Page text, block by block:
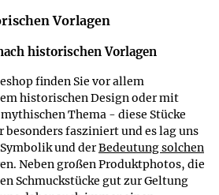
⚲
FAQ
der Schmuckkollektion
zum Lieferumfang laut Hersteller?
alles, was zusammen mit dem
- bei Schmuckstücken handelt es
unseres Internetshops haben
beschäftigt und uns diese Stücke
die Qualität dieses Schmucks nicht
überraschenderweise schwierig,
der einzelnen Stücke zu erfahren
welchen Gründen sie von unseren
Wir fanden dies immer
interessierten wir uns für den
seiner zeitlosen Optik und
Vorlagen
historischen Vorlagen
finden Sie vor allem
historischen Design oder mit
Thema - diese Stücke
besonders fasziniert und es lag uns
und derBedeutung solchen
Neben großen Produktphotos, die
Schmuckstücke gut zur Geltung